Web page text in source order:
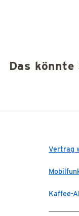
Das
Vertrag
Kaffee-